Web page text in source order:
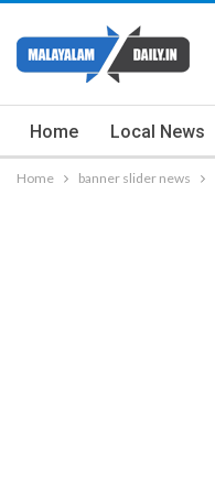
Home Local News
Home banner slider news